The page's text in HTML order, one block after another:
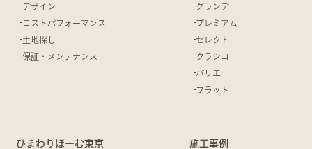
デザイン
コストパフォーマンス
土地探し
保証・メンテナンス
グランデ
プレミアム
セレクト
クラシコ
バリエ
フラット
ひまわりほーむ東京 施工事例